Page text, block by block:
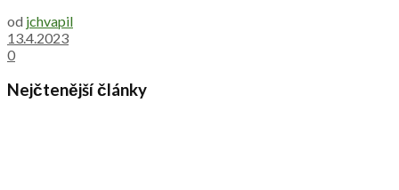
od jchvapil
13.4.2023
0
Nejčtenější články